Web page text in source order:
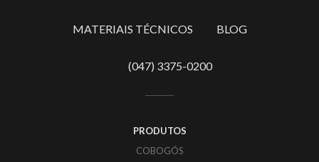
MATERIAIS TÉCNICOS BLOG
(047) 3375-0200
PRODUTOS
COBOGÓS